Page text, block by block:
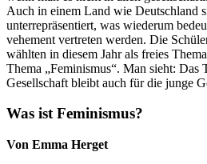
Auch in einem Land wie Deutschland
unterrepräsentiert, was wiederum
vehement vertreten werden. Die
wählten in diesem Jahr als freies
Thema „Feminismus“. Man sieht: Das
Gesellschaft bleibt auch für die junge
Was ist Feminismus?
Von Emma Herget